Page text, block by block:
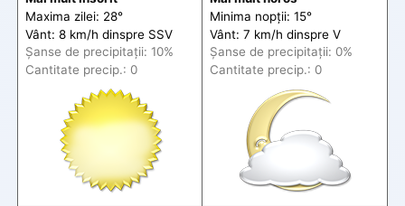
Maxima zilei: 28°
Vânt: 8 km/h dinspre SSV
Șanse de precipitații: 10%
Cantitate precip.: 0
Minima nopții: 15°
Vânt: 7 km/h dinspre V
Șanse de precipitații: 0%
Cantitate precip.: 0